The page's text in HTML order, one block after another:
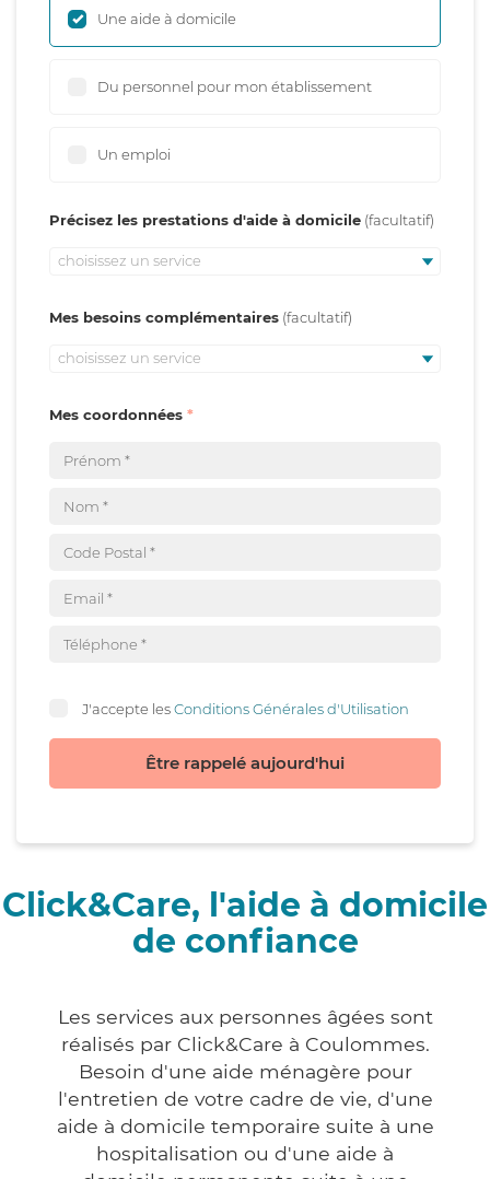
Une aide à domicile
Du personnel pour mon établissement
Un emploi
Précisez les prestations d'aide à domicile
choisissez un service
Mes besoins complémentaires
choisissez un service
Mes coordonnées
J'accepte lesConditions Générales d'Utilisation
Être rappelé aujourd'hui
Click&Care, l'aide à domicile
de confiance
Les services aux personnes âgées sont
réalisés par Click&Care à Coulommes.
Besoin d'une aide ménagère pour
l'entretien de votre cadre de vie, d'une
aide à domicile temporaire suite à une
hospitalisation ou d'une aide à